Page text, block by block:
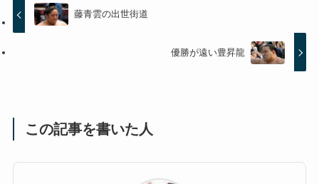
藤青雲の出世街道
優勝が遠い豊昇龍
この記事を書いた人